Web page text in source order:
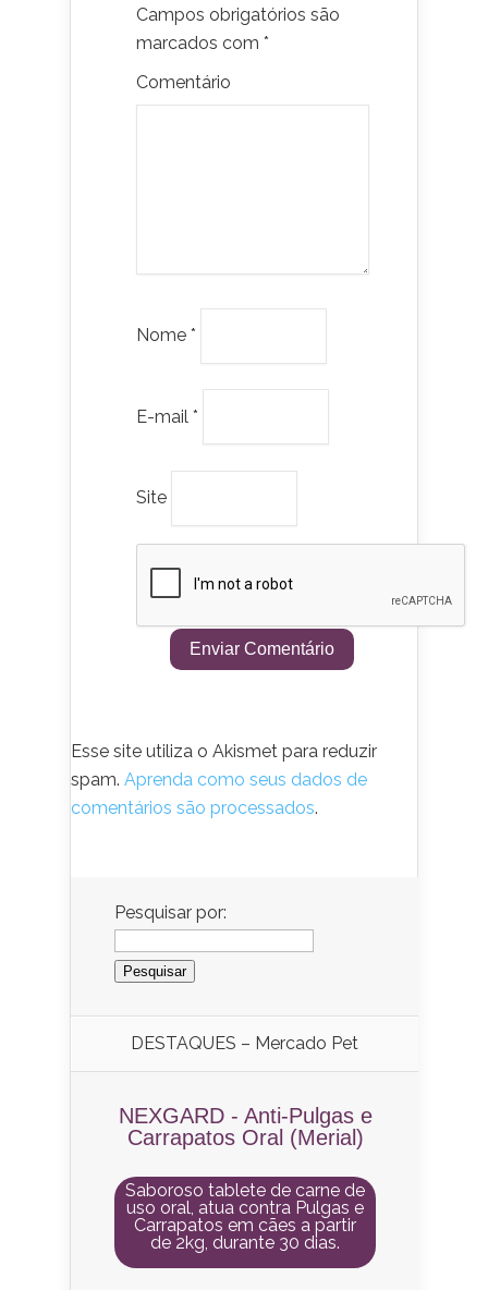
Campos obrigatórios são
marcados com *
Comentário
Nome *
E-mail *
Site
Esse site utiliza o Akismet para reduzir
spam. Aprenda como seus dados de
comentários são processados.
Pesquisar por:
DESTAQUES – Mercado Pet
NEXGARD - Anti-Pulgas e
Carrapatos Oral (Merial)
Saboroso tablete de carne de
uso oral, atua contra Pulgas e
Carrapatos em cães a partir
de 2kg, durante 30 dias.